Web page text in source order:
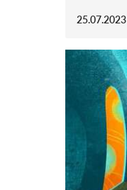
25.07.2023